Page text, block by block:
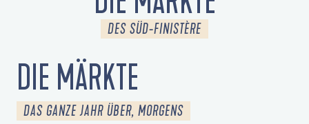
DES SÜD-FINISTÈRE
DIE MÄRKTE
DAS GANZE JAHR ÜBER, MORGENS